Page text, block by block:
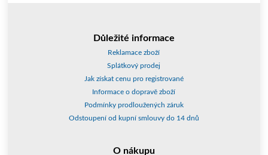
Důležité informace
Reklamace zboží
Splátkový prodej
Jak získat cenu pro registrované
Informace o dopravě zboží
Podmínky prodloužených záruk
Odstoupení od kupní smlouvy do 14 dnů
O nákupu